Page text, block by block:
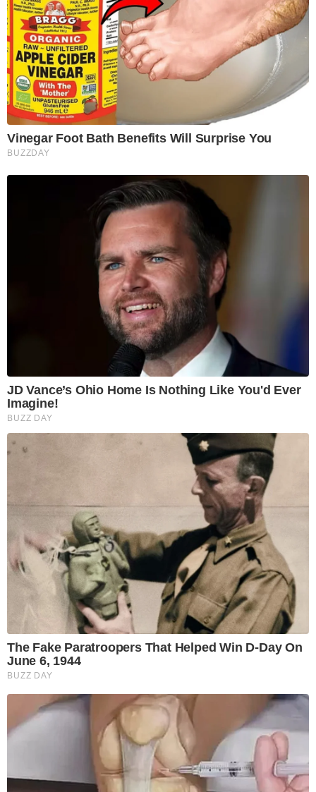
Vinegar Foot Bath Benefits Will Surprise You
BUZZDAY
JD Vance’s Ohio Home Is Nothing Like You'd Ever
Imagine!
BUZZ DAY
The Fake Paratroopers That Helped Win D-Day On
June 6, 1944
BUZZ DAY